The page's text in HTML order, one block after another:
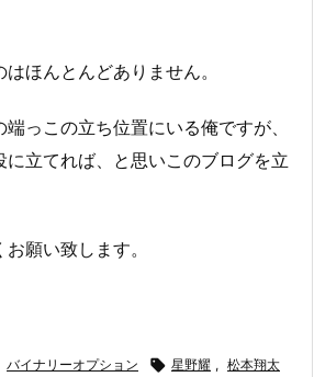
ほんとんどありません。
っこの立ち位置にいる俺ですが、
に立てれば、と思いこのブログを立
願い致します。
バイナリーオプション  星野耀 , 松本翔太